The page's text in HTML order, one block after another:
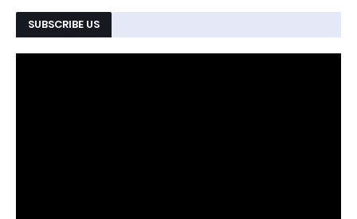
SUBSCRIBE US